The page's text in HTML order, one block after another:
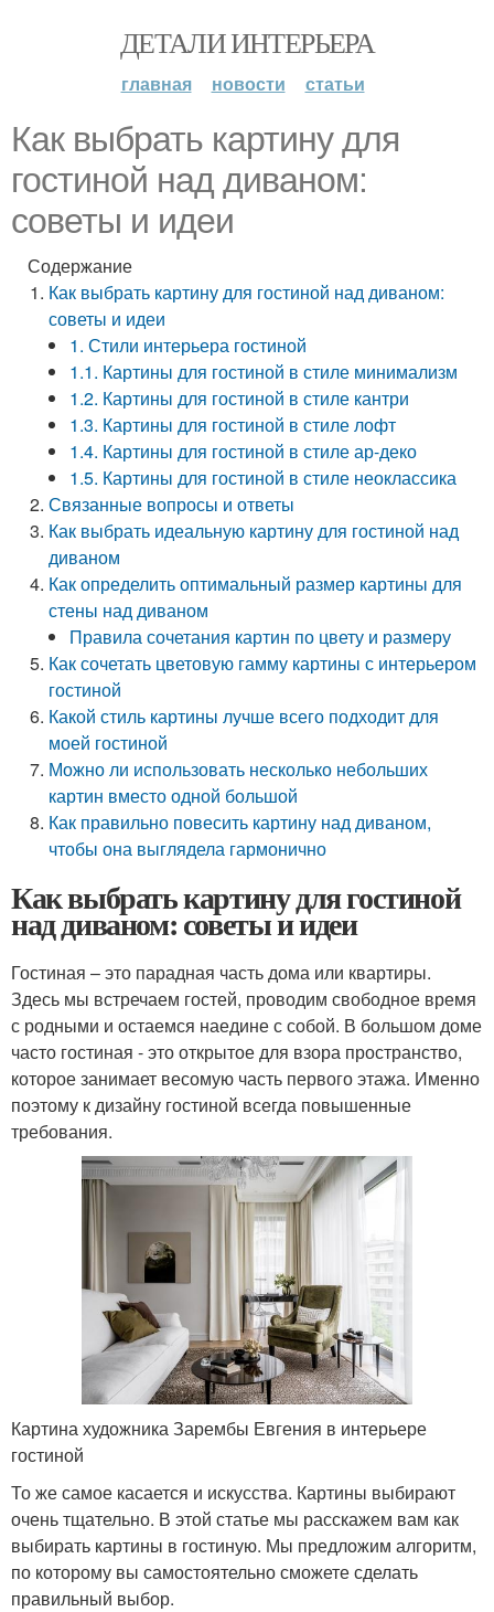
ДЕТАЛИ ИНТЕРЬЕРА
главная новости статьи
Как выбрать картину для
гостиной над диваном:
советы и идеи
Содержание
Как выбрать картину для гостиной над диваном:
советы и идеи
1. Стили интерьера гостиной
1.1. Картины для гостиной в стиле минимализм
1.2. Картины для гостиной в стиле кантри
1.3. Картины для гостиной в стиле лофт
1.4. Картины для гостиной в стиле ар-деко
1.5. Картины для гостиной в стиле неоклассика
Связанные вопросы и ответы
Как выбрать идеальную картину для гостиной над
диваном
Как определить оптимальный размер картины для
стены над диваном
Правила сочетания картин по цвету и размеру
Как сочетать цветовую гамму картины с интерьером
гостиной
Какой стиль картины лучше всего подходит для
моей гостиной
Можно ли использовать несколько небольших
картин вместо одной большой
Как правильно повесить картину над диваном,
чтобы она выглядела гармонично
Как выбрать картину для гостиной
над диваном: советы и идеи
Гостиная – это парадная часть дома или квартиры.
Здесь мы встречаем гостей, проводим свободное время
с родными и остаемся наедине с собой. В большом доме
часто гостиная - это открытое для взора пространство,
которое занимает весомую часть первого этажа. Именно
поэтому к дизайну гостиной всегда повышенные
требования.
Картина художника Зарембы Евгения в интерьере
гостиной
То же самое касается и искусства. Картины выбирают
очень тщательно. В этой статье мы расскажем вам как
выбирать картины в гостиную. Мы предложим алгоритм,
по которому вы самостоятельно сможете сделать
правильный выбор.